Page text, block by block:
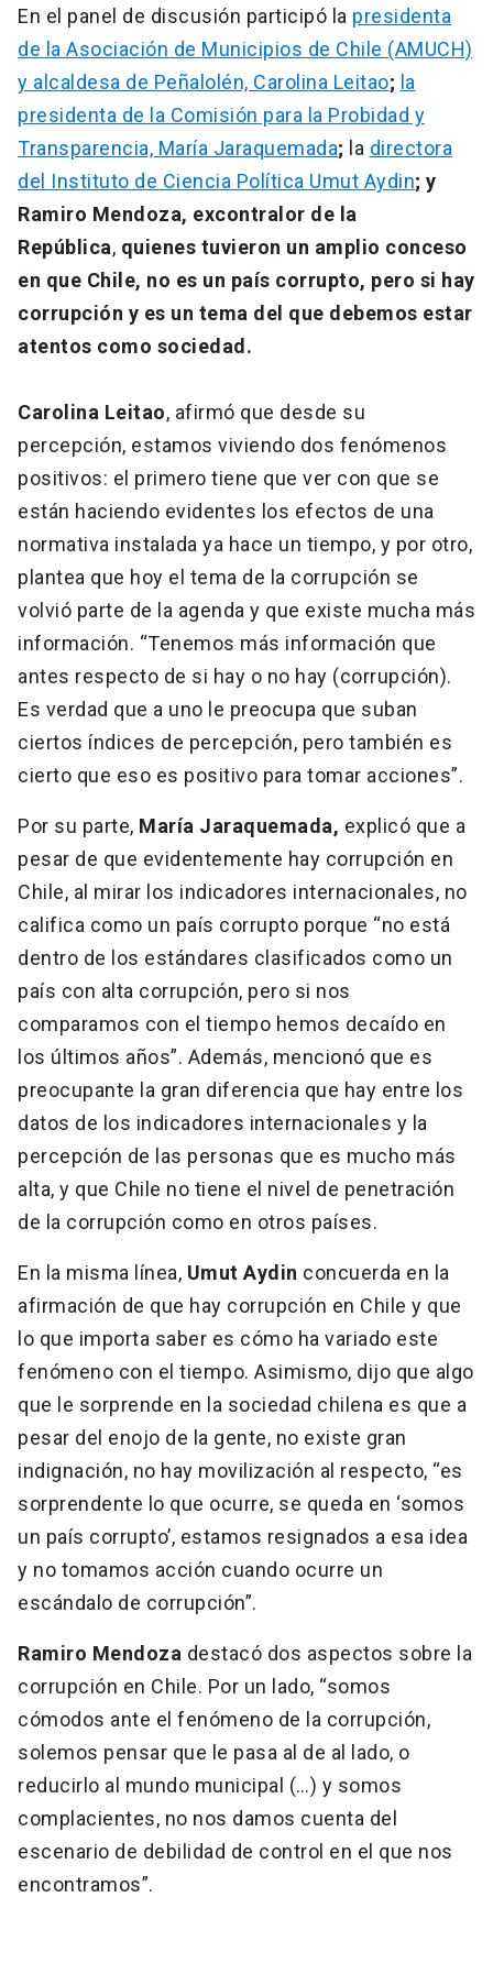
En el panel de discusión participó la presidenta
de la Asociación de Municipios de Chile (AMUCH)
y alcaldesa de Peñalolén, Carolina Leitao; la
presidenta de la Comisión para la Probidad y
Transparencia, María Jaraquemada; la directora
del Instituto de Ciencia Política Umut Aydin; y
Ramiro Mendoza, excontralor de la
República, quienes tuvieron un amplio conceso
en que Chile, no es un país corrupto, pero si hay
corrupción y es un tema del que debemos estar
atentos como sociedad.
Carolina Leitao, afirmó que desde su
percepción, estamos viviendo dos fenómenos
positivos: el primero tiene que ver con que se
están haciendo evidentes los efectos de una
normativa instalada ya hace un tiempo, y por otro,
plantea que hoy el tema de la corrupción se
volvió parte de la agenda y que existe mucha más
información. “Tenemos más información que
antes respecto de si hay o no hay (corrupción).
Es verdad que a uno le preocupa que suban
ciertos índices de percepción, pero también es
cierto que eso es positivo para tomar acciones”.
Por su parte, María Jaraquemada, explicó que a
pesar de que evidentemente hay corrupción en
Chile, al mirar los indicadores internacionales, no
califica como un país corrupto porque “no está
dentro de los estándares clasificados como un
país con alta corrupción, pero si nos
comparamos con el tiempo hemos decaído en
los últimos años”. Además, mencionó que es
preocupante la gran diferencia que hay entre los
datos de los indicadores internacionales y la
percepción de las personas que es mucho más
alta, y que Chile no tiene el nivel de penetración
de la corrupción como en otros países.
En la misma línea, Umut Aydin concuerda en la
afirmación de que hay corrupción en Chile y que
lo que importa saber es cómo ha variado este
fenómeno con el tiempo. Asimismo, dijo que algo
que le sorprende en la sociedad chilena es que a
pesar del enojo de la gente, no existe gran
indignación, no hay movilización al respecto, “es
sorprendente lo que ocurre, se queda en ‘somos
un país corrupto’, estamos resignados a esa idea
y no tomamos acción cuando ocurre un
escándalo de corrupción”.
Ramiro Mendoza destacó dos aspectos sobre la
corrupción en Chile. Por un lado, “somos
cómodos ante el fenómeno de la corrupción,
solemos pensar que le pasa al de al lado, o
reducirlo al mundo municipal (…) y somos
complacientes, no nos damos cuenta del
escenario de debilidad de control en el que nos
encontramos”.